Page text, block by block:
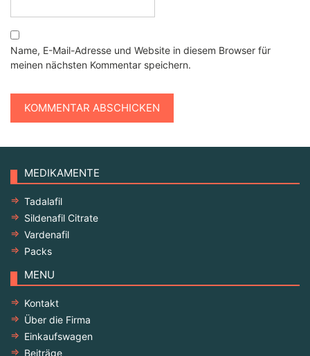
Name, E-Mail-Adresse und Website in diesem Browser für
meinen nächsten Kommentar speichern.
MEDIKAMENTE
Tadalafil
Sildenafil Citrate
Vardenafil
Packs
MENU
Kontakt
Über die Firma
Einkaufswagen
Beiträge